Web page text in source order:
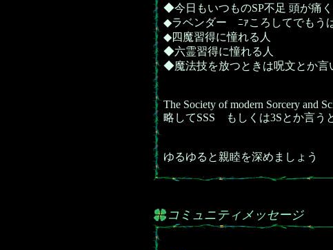
◆今日もいつものSP不足 頭が痛
◆ラベンダー ﾆｧころしてでもう
◆四魔習得に憧れる人
◆六霊習得に憧れる人
◆魔法技を放つときは呪文とか
The Society of modern Sorcery and
略してSSS もしくは3Sとか言う
ゆるゆると親睦を深めましょう
コミュニティメッセージ